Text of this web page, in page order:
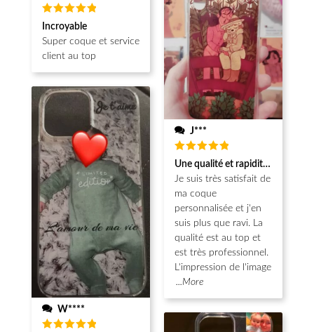
Note5
sur 5
Incroyable
Super coque et service
client au top
W****
J***
Note5
sur 5
Une qualité et rapidité au top!
Je suis très satisfait de
ma coque
personnalisée et j'en
suis plus que ravi. La
qualité est au top et
est très professionnel.
L'impression de l'image
...More